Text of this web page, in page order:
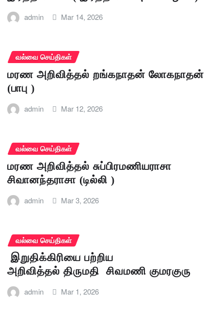
admin Mar 14, 2026
வல்வை செய்திகள்
மரண அறிவித்தல் றங்கநாதன் லோகநாதன்
(பாபு )
admin Mar 12, 2026
வல்வை செய்திகள்
மரண அறிவித்தல் சுப்பிரமணியராசா
சிவானந்தராசா (டில்லி )
admin Mar 3, 2026
வல்வை செய்திகள்
இறுதிக்கிரியை பற்றிய
அறிவித்தல் திருமதி சிவமணி குமரகுரு
admin Mar 1, 2026